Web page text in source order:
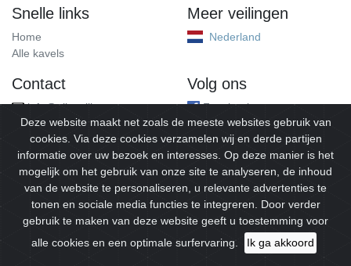
Snelle links
Home
Alle kavels
Meer veilingen
Nederland
Contact
info@alleveilingen.net
Volg ons
Facebook
© 2026Alleveilingen.Alle rechten voorbehouden.
Deze website maakt net zoals de meeste websites gebruik van
cookies. Via deze cookies verzamelen wij en derde partijen
informatie over uw bezoek en interesses. Op deze manier is het
mogelijk om het gebruik van onze site te analyseren, de inhoud
van de website te personaliseren, u relevante advertenties te
tonen en sociale media functies te integreren. Door verder
gebruik te maken van deze website geeft u toestemming voor
alle cookies en een optimale surfervaring.
Ik ga akkoord